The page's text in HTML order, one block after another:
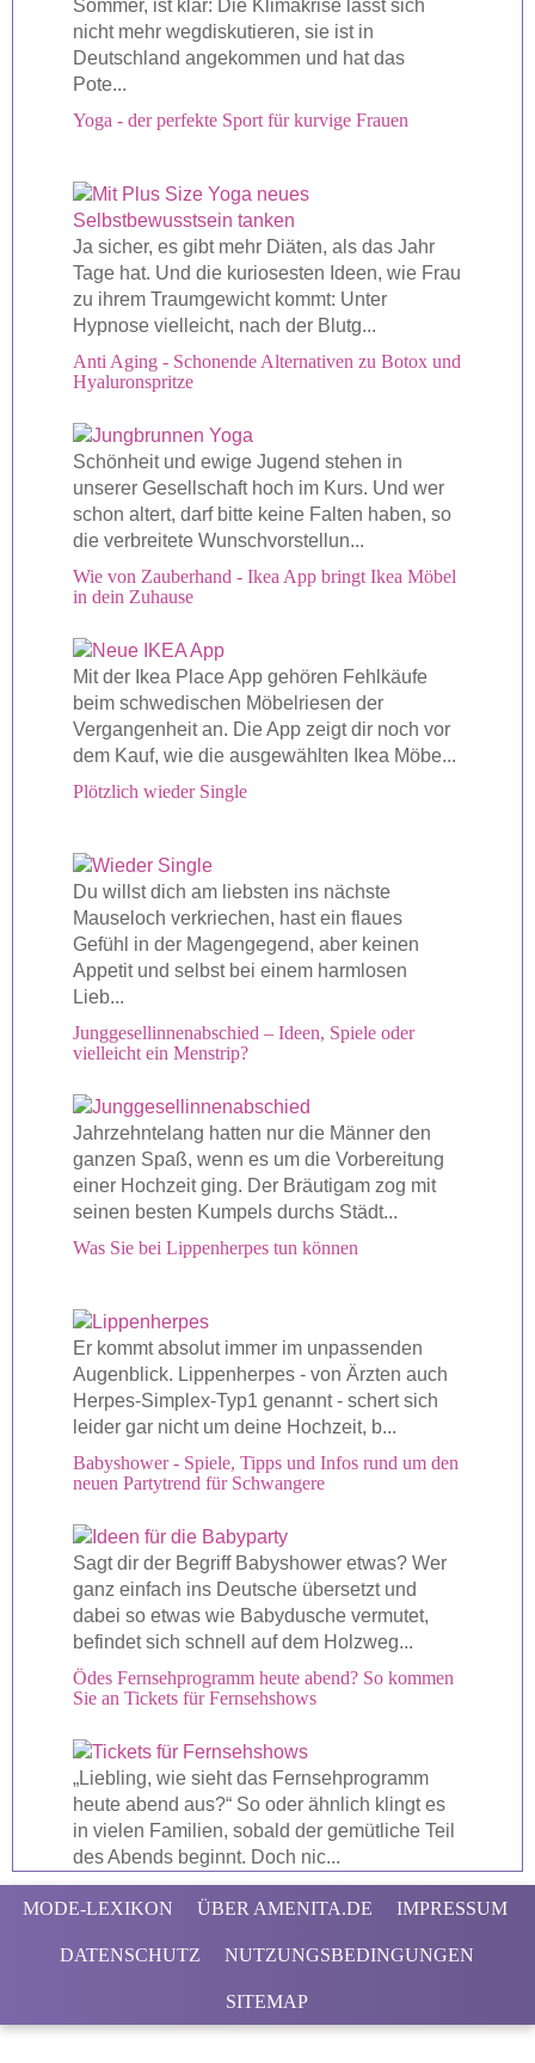
Sommer, ist klar: Die Klimakrise lässt sich
nicht mehr wegdiskutieren, sie ist in
Deutschland angekommen und hat das
Pote...
Yoga - der perfekte Sport für kurvige Frauen
Ja sicher, es gibt mehr Diäten, als das Jahr
Tage hat. Und die kuriosesten Ideen, wie Frau
zu ihrem Traumgewicht kommt: Unter
Hypnose vielleicht, nach der Blutg...
Anti Aging - Schonende Alternativen zu Botox und
Hyaluronspritze
Schönheit und ewige Jugend stehen in
unserer Gesellschaft hoch im Kurs. Und wer
schon altert, darf bitte keine Falten haben, so
die verbreitete Wunschvorstellun...
Wie von Zauberhand - Ikea App bringt Ikea Möbel
in dein Zuhause
Mit der Ikea Place App gehören Fehlkäufe
beim schwedischen Möbelriesen der
Vergangenheit an. Die App zeigt dir noch vor
dem Kauf, wie die ausgewählten Ikea Möbe...
Plötzlich wieder Single
Du willst dich am liebsten ins nächste
Mauseloch verkriechen, hast ein flaues
Gefühl in der Magengegend, aber keinen
Appetit und selbst bei einem harmlosen
Lieb...
Junggesellinnenabschied – Ideen, Spiele oder
vielleicht ein Menstrip?
Jahrzehntelang hatten nur die Männer den
ganzen Spaß, wenn es um die Vorbereitung
einer Hochzeit ging. Der Bräutigam zog mit
seinen besten Kumpels durchs Städt...
Was Sie bei Lippenherpes tun können
Er kommt absolut immer im unpassenden
Augenblick. Lippenherpes - von Ärzten auch
Herpes-Simplex-Typ1 genannt - schert sich
leider gar nicht um deine Hochzeit, b...
Babyshower - Spiele, Tipps und Infos rund um den
neuen Partytrend für Schwangere
Sagt dir der Begriff Babyshower etwas? Wer
ganz einfach ins Deutsche übersetzt und
dabei so etwas wie Babydusche vermutet,
befindet sich schnell auf dem Holzweg...
Ödes Fernsehprogramm heute abend? So kommen
Sie an Tickets für Fernsehshows
„Liebling, wie sieht das Fernsehprogramm
heute abend aus?“ So oder ähnlich klingt es
in vielen Familien, sobald der gemütliche Teil
des Abends beginnt. Doch nic...
MODE-LEXIKON ÜBER AMENITA.DE IMPRESSUM
DATENSCHUTZ NUTZUNGSBEDINGUNGEN
SITEMAP